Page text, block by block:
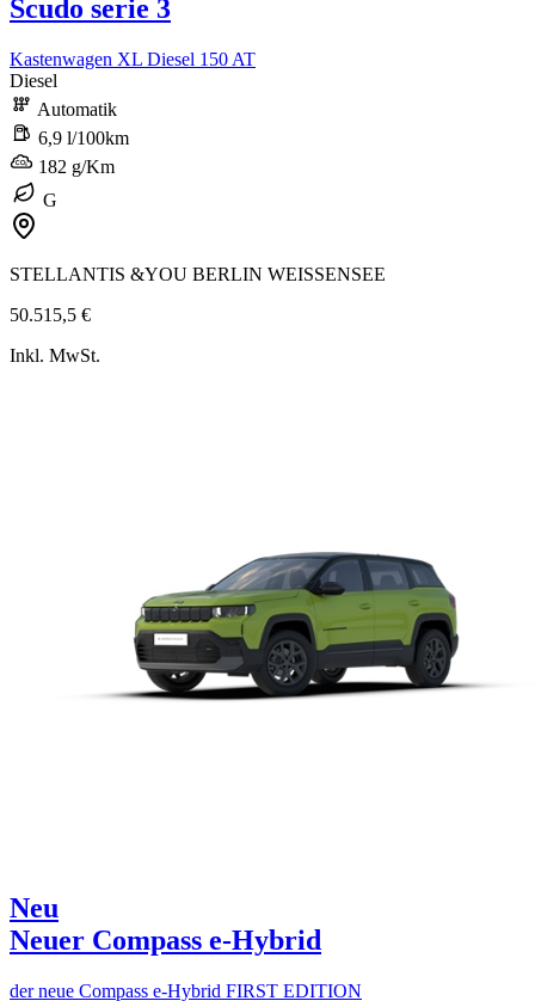
Scudo serie 3
Kastenwagen XL Diesel 150 AT
Diesel
Automatik
6,9 l/100km
182 g/Km
G
STELLANTIS &YOU BERLIN WEISSENSEE
50.515,5 €
Inkl. MwSt.
Neu
Neuer Compass e-Hybrid
der neue Compass e-Hybrid FIRST EDITION